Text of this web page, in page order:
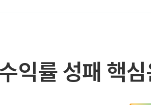
익률 성패 핵